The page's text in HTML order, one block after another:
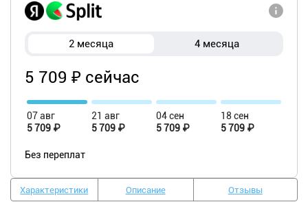
2 месяца 4 месяца
5 709 ₽ сейчас
07 авг
5 709 ₽
21 авг
5 709 ₽
04 сен
5 709 ₽
18 сен
5 709 ₽
Без переплат
Характеристики Описание Отзывы